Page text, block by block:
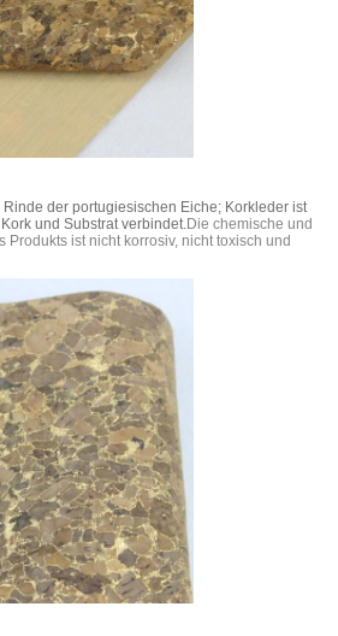
der portugiesischen Eiche; Korkleder ist
und Substrat verbindet.Die chemische und
ist nicht korrosiv, nicht toxisch und